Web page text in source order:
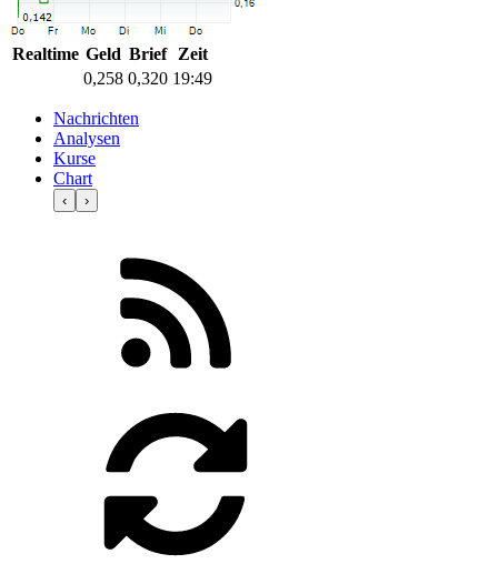
Realtime Geld Brief
Zeit
0,258 0,320 19:49
Nachrichten
Analysen
Kurse
Chart
‹ ›